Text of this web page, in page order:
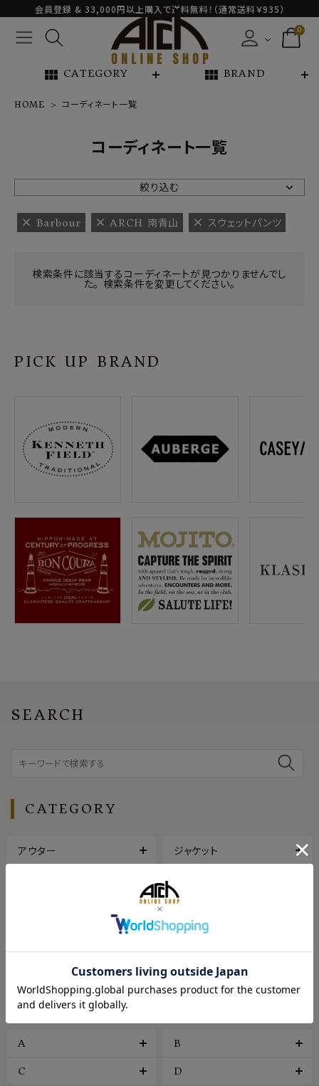
会員登録 & 33,000円以上購入で送料無料！（通常送料￥935）
0
view_module CATEGORY view_module BRAND
NEW ARRIVAL
ARCH EXCLUSIVE
BRAND
INFORMATION
プライバシーポリシー
特定商取引法について
お問い合わせ
ACCOUNT MENU
ようこそ ゲスト 様
meeting_room ログイン 会員登録
HOME コーディネート一覧
コーディネート一覧
絞り込む
Barbour ARCH 南青山 スウェットパンツ
検索条件に該当するコーディネートが見つかりませんでし
た。 検索条件を変更してください。
PICK UP BRAND
SEARCH
CATEGORY
アウター ジャケット
アクセサリー
ファッション雑貨 ヴィンテージ
BRAND
A B
C D